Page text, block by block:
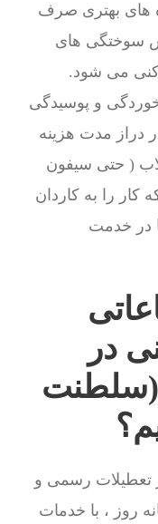
های بهتری صرف
سوختگی های
می شود.
و پوسیدگی
دراز مدت هزینه
( حتی سیفون
را به کاردان
در خدمت
در
(سلطنت
تعطیلات رسمی و
روز ، با خدمات